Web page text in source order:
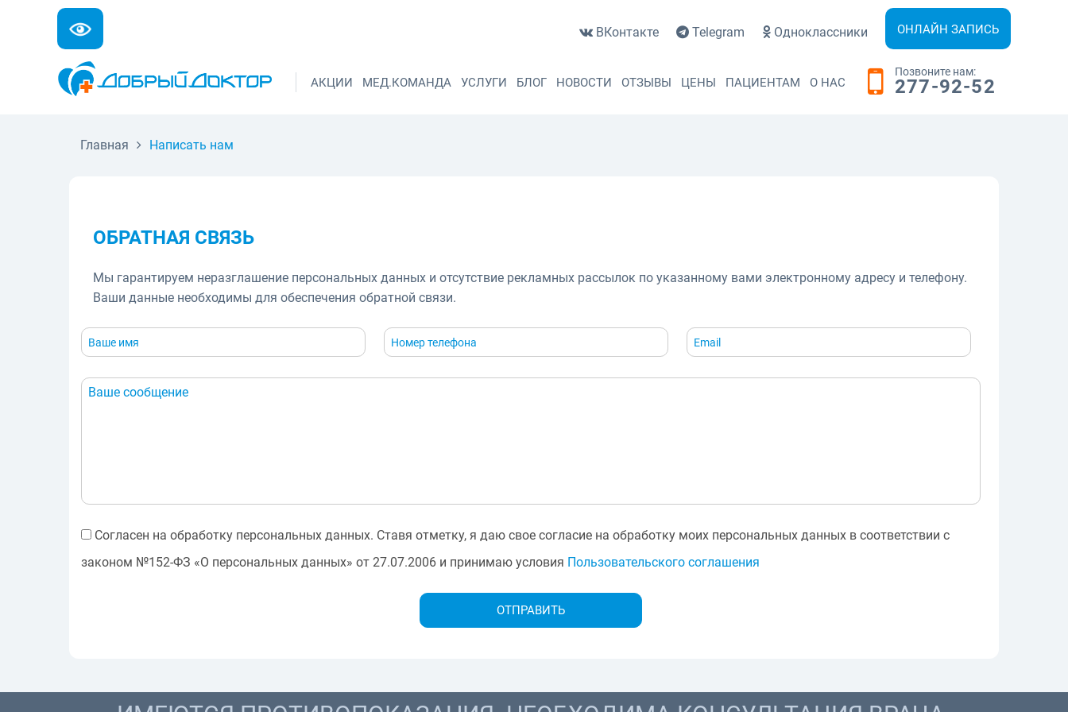
ВКонтакте Telegram Одноклассники ОНЛАЙН ЗАПИСЬ
АКЦИИ МЕД.КОМАНДА УСЛУГИ БЛОГ НОВОСТИ ОТЗЫВЫ ЦЕНЫ ПАЦИЕНТАМ О НАС
Позвоните нам:
277-92-52
Главная Написать нам
ОБРАТНАЯ СВЯЗЬ
Мы гарантируем неразглашение персональных данных и отсутствие рекламных рассылок по указанному вами электронному адресу и телефону.
Ваши данные необходимы для обеспечения обратной связи.
Согласен на обработку персональных данных. Ставя отметку, я даю свое согласие на обработку моих персональных данных в соответствии с
законом №152-ФЗ «О персональных данных» от 27.07.2006 и принимаю условия Пользовательского соглашения